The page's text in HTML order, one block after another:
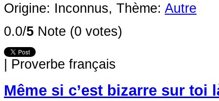
Origine: Inconnus, Thème: Autre
0.0/5 Note (0 votes)
Proverbe français
Même si c’est bizarre sur toi